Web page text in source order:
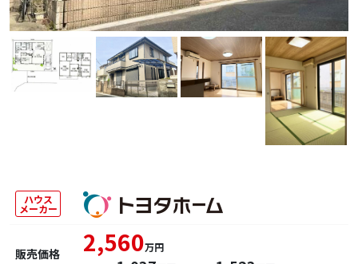
ハウス
メーカー
販売価格 2,560万円